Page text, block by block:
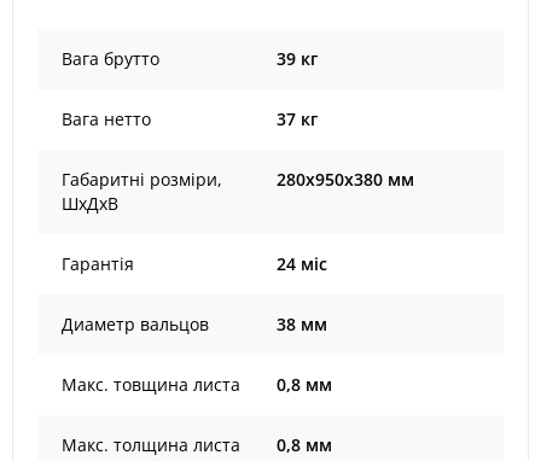
Вага брутто 39 кг
Вага нетто 37 кг
Габаритні розміри,
ШхДхВ
280х950х380 мм
Гарантія 24 міс
Диаметр вальцов 38 мм
Макс. товщина листа 0,8 мм
Макс. толщина листа 0,8 мм